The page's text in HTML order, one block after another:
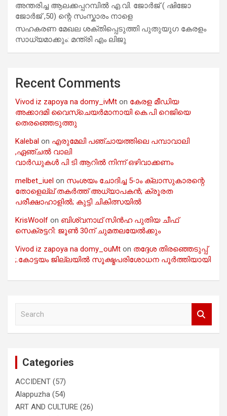
അന്തരിച്ച ആ​ല​ക്ക​പ്പ​റമ്പിൽ​ എ.​വി. ജോ​ർ​ജ് ( ഷിജോ
ജോർജ് ,50) ന്റെ സംസ്കാരം നാളെ
സഹകരണ മേഖല ശക്തിപ്പെടുത്തി പുതുയുഗ കേരളം
സാധ്യമാക്കും: മന്ത്രി എം ലിജു
Recent Comments
Vivod iz zapoya na domy_ivMt on കേരള മീഡിയ
അക്കാദമി വൈസ്ചെയർമാനായി കെ.പി റെജിയെ
തെരഞ്ഞെടുത്തു
Kalebal on എരുമേലി പഞ്ചായത്തിലെ പമ്പാവാലി
,ഏഞ്ചൽ വാലി
വാർഡുകൾ പി ടി ആറിൽ നിന്ന് ഒഴിവാക്കണം
melbet_iuel on സംശയം ചോദിച്ച 5-ാം ക്ലാസുകാരന്റെ
തോളെല്ല് തകർത്ത് അധ്യാപകൻ; ക്രൂരത
പരീക്ഷാഹാളിൽ; കുട്ടി ചികിത്സയിൽ
KrisWoolf on ബിശ്വനാഥ് സിൻഹ പുതിയ ചീഫ്
സെക്രട്ടറി: ജൂൺ 30ന് ചുമതലയേൽക്കും
Vivod iz zapoya na domy_ouMt on തദ്ദേശ തിരഞ്ഞെടുപ്പ്
;.കോട്ടയം ജില്ലയിൽ സൂക്ഷ്മപരിശോധന പൂർത്തിയായി
Categories
ACCIDENT (57)
Alappuzha (54)
ART AND CULTURE (26)